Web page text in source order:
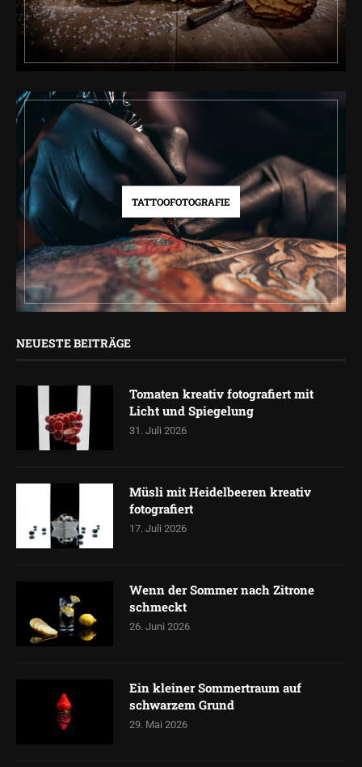
TATTOOFOTOGRAFIE
NEUESTE BEITRÄGE
Tomaten kreativ fotografiert mit
Licht und Spiegelung
31. Juli 2026
Müsli mit Heidelbeeren kreativ
fotografiert
17. Juli 2026
Wenn der Sommer nach Zitrone
schmeckt
26. Juni 2026
Ein kleiner Sommertraum auf
schwarzem Grund
29. Mai 2026